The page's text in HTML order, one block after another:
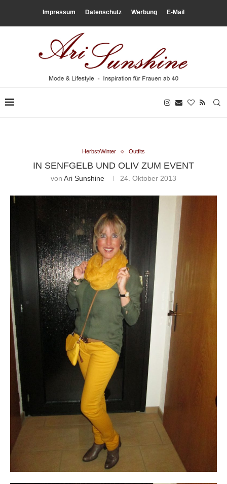
Impressum Datenschutz Werbung E-Mail
Herbst/Winter Outfits
IN SENFGELB UND OLIV ZUM EVENT
von Ari Sunshine 24. Oktober 2013